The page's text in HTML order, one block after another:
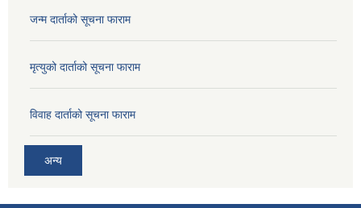
जन्म दार्ताको सूचना फाराम
मृत्युको दार्ताको सूचना फाराम
विवाह दार्ताको सूचना फाराम
अन्य